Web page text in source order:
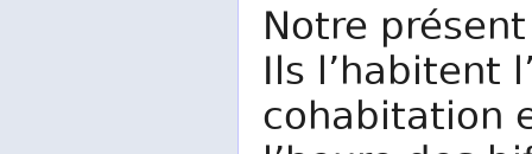
Notre
Ils l’habitent
cohabitation